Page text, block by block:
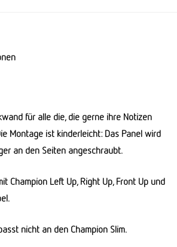
für alle die, die gerne ihre Notizen
Montage ist kinderleicht: Das Panel wird
an den Seiten angeschraubt.
Champion Left Up, Right Up, Front Up und
nicht an den Champion Slim.